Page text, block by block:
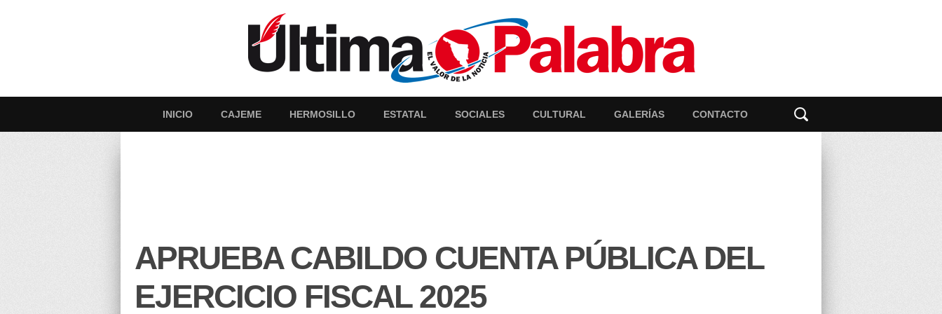
INICIO CAJEME HERMOSILLO ESTATAL SOCIALES CULTURAL GALERÍAS CONTACTO
APRUEBA CABILDO CUENTA PÚBLICA DEL
EJERCICIO FISCAL 2025